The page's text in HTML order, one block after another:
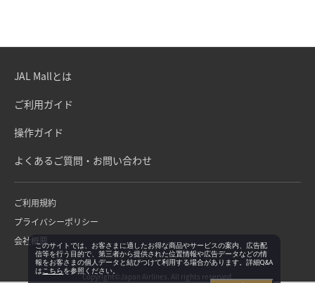
JAL Mallとは
ご利用ガイド
操作ガイド
よくあるご質問・お問い合わせ
ご利用規約
プライバシーポリシー
会社概要
Copyright©Japan Airlines. All rights reserved.
このサイトでは、お客さまに適したお得な商品やサービスの案内、広告配
信等を行う目的で、第三者から提供された位置情報や広告データなどの情
報をお客さまの個人データと結びつけて利用する場合があります。詳細Q&A
は こちらを参照ください。